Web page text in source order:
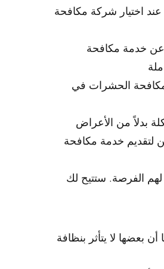
اختيار شركة مكافحة
خدمة مكافحة
الحشرات في
بدلاً من الأعراض
لتقديم خدمة مكافحة
الفرصة. ستتيح لك
بعضها لا يتأثر بنظافة